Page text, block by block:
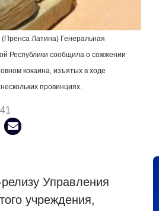
Латина) Генеральная
Республики сообщила о сожжении
кокаина, изъятых в ходе
провинциях.
Управления
учреждения,